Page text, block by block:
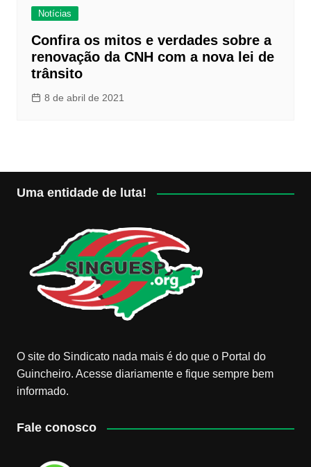
Notícias
Confira os mitos e verdades sobre a
renovação da CNH com a nova lei de
trânsito
8 de abril de 2021
Uma entidade de luta!
O site do Sindicato nada mais é do que o Portal do
Guincheiro. Acesse diariamente e fique sempre bem
informado.
Fale conosco